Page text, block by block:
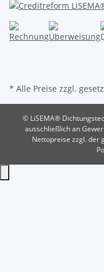
* Alle Preise zzgl.
© LiSEMA®
ausschließlich an
Nettopreise zzgl. der